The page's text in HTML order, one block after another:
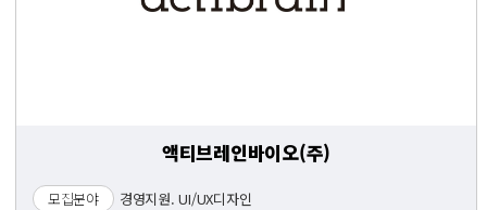
액티브레인바이오(주)
모집분야
경영지원. UI/UX디자인